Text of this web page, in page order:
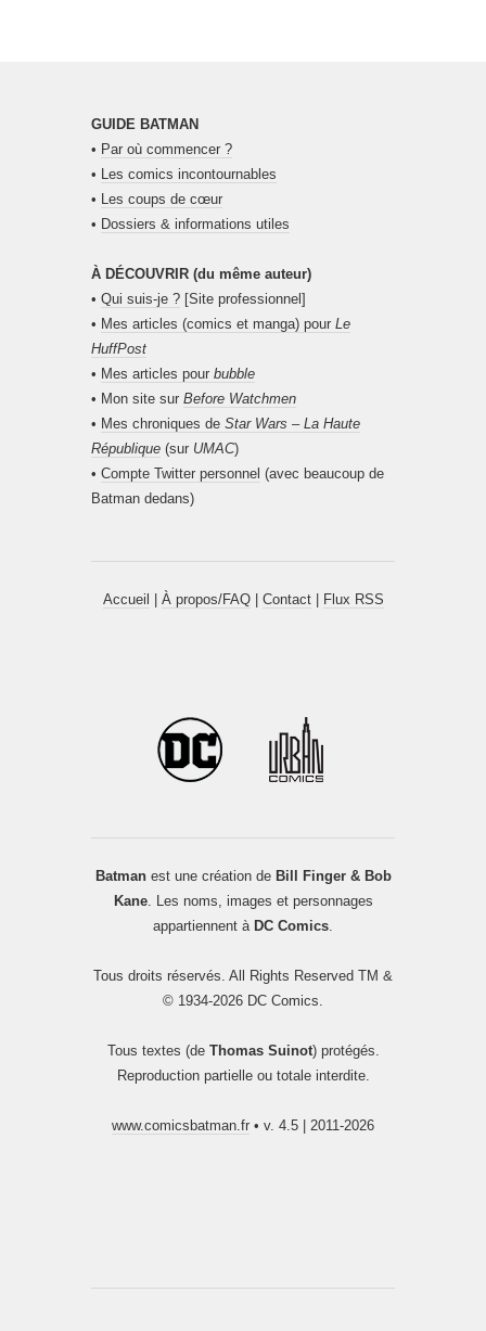
GUIDE BATMAN
• Par où commencer ?
• Les comics incontournables
• Les coups de cœur
• Dossiers & informations utiles
À DÉCOUVRIR (du même auteur)
• Qui suis-je ? [Site professionnel]
• Mes articles (comics et manga) pour Le
HuffPost
• Mes articles pour bubble
• Mon site sur Before Watchmen
• Mes chroniques de Star Wars – La Haute
République (sur UMAC)
• Compte Twitter personnel (avec beaucoup de
Batman dedans)
Accueil | À propos/FAQ| Contact| Flux RSS
Batmanest une création de Bill Finger & Bob
Kane. Les noms, images et personnages
appartiennent à DC Comics
Tous droits réservés. All Rights Reserved TM &
© 1934-2026 DC Comics.
Tous textes (de Thomas Suinot) protégés.
Reproduction partielle ou totale interdite.
www.comicsbatman.fr • v. 4.5 | 2011-2026